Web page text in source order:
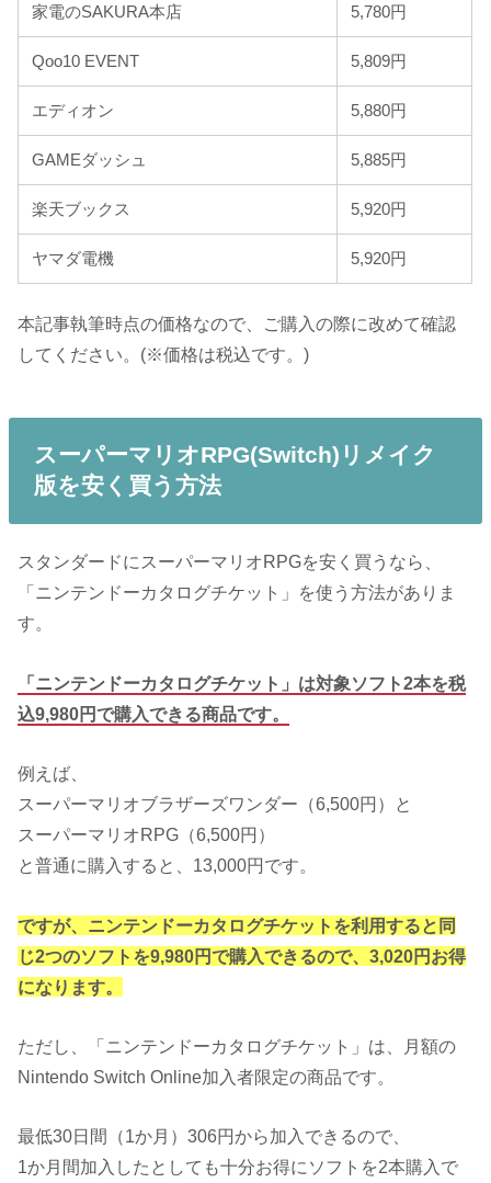
家電のSAKURA本店 5,780円
Qoo10 EVENT 5,809円
エディオン 5,880円
GAMEダッシュ 5,885円
楽天ブックス 5,920円
ヤマダ電機 5,920円
本記事執筆時点の価格なので、ご購入の際に改めて確認
してください。(※価格は税込です。)
スーパーマリオRPG(Switch)リメイク
版を安く買う方法
スタンダードにスーパーマリオRPGを安く買うなら、
「ニンテンドーカタログチケット」を使う方法がありま
す。
「ニンテンドーカタログチケット」は対象ソフト2本を税
込9,980円で購入できる商品です。
例えば、
スーパーマリオブラザーズワンダー（6,500円）と
スーパーマリオRPG（6,500円）
と普通に購入すると、13,000円です。
ですが、ニンテンドーカタログチケットを利用すると同
じ2つのソフトを9,980円で購入できるので、3,020円お得
になります。
ただし、「ニンテンドーカタログチケット」は、月額の
Nintendo Switch Online加入者限定の商品です。
最低30日間（1か月）306円から加入できるので、
1か月間加入したとしても十分お得にソフトを2本購入で